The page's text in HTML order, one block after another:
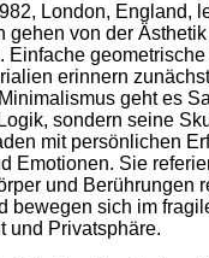
London, England,
gehen von der
Einfache
erinnern
geht es
sondern seine
mit persönlichen
Emotionen. Sie
und Berührungen
bewegen sich im
und Privatsphäre.